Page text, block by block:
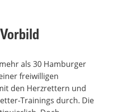
als 30 Hamburger
freiwilligen
den Herzrettern und
Trainings durch. Die